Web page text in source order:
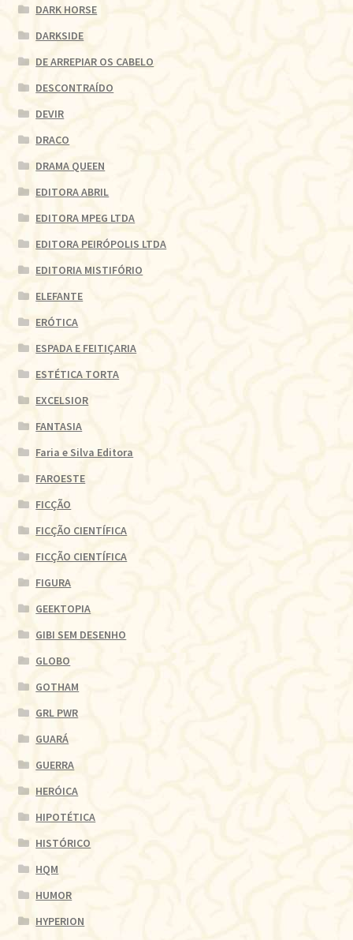
DARK HORSE
DARKSIDE
DE ARREPIAR OS CABELO
DESCONTRAÍDO
DEVIR
DRACO
DRAMA QUEEN
EDITORA ABRIL
EDITORA MPEG LTDA
EDITORA PEIRÓPOLIS LTDA
EDITORIA MISTIFÓRIO
ELEFANTE
ERÓTICA
ESPADA E FEITIÇARIA
ESTÉTICA TORTA
EXCELSIOR
FANTASIA
Faria e Silva Editora
FAROESTE
FICÇÃO
FICÇÃO CIENTÍFICA
FICÇÃO CIENTÍFICA
FIGURA
GEEKTOPIA
GIBI SEM DESENHO
GLOBO
GOTHAM
GRL PWR
GUARÁ
GUERRA
HERÓICA
HIPOTÉTICA
HISTÓRICO
HQM
HUMOR
HYPERION